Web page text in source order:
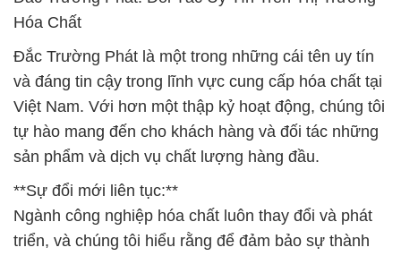
Hóa Chất
Đắc Trường Phát là một trong những cái tên uy tín
và đáng tin cậy trong lĩnh vực cung cấp hóa chất tại
Việt Nam. Với hơn một thập kỷ hoạt động, chúng tôi
tự hào mang đến cho khách hàng và đối tác những
sản phẩm và dịch vụ chất lượng hàng đầu.
**Sự đổi mới liên tục:**
Ngành công nghiệp hóa chất luôn thay đổi và phát
triển, và chúng tôi hiểu rằng để đảm bảo sự thành